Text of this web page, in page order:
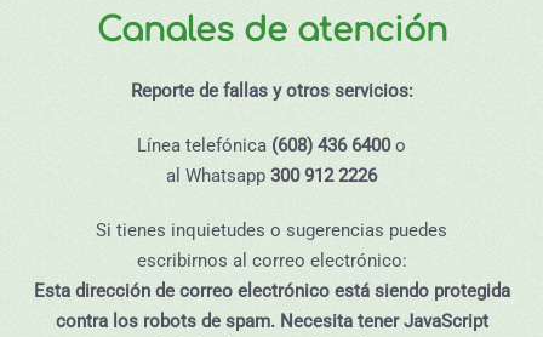
Canales de atención
Reporte de fallas y otros servicios:
Línea telefónica (608) 436 6400o
al Whatsapp 300 912 2226
Si tienes inquietudes o sugerencias puedes
escribirnos al correo electrónico:
Esta dirección de correo electrónico está siendo protegida
contra los robots de spam. Necesita tener JavaScript